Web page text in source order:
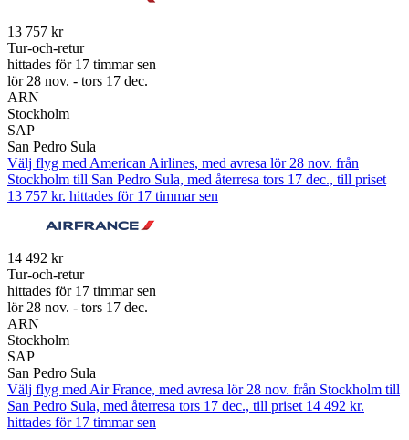
13 757 kr
Tur-och-retur
hittades för 17 timmar sen
lör 28 nov. - tors 17 dec.
ARN
Stockholm
SAP
San Pedro Sula
Välj flyg med American Airlines, med avresa lör 28 nov. från
Stockholm till San Pedro Sula, med återresa tors 17 dec., till priset
13 757 kr. hittades för 17 timmar sen
14 492 kr
Tur-och-retur
hittades för 17 timmar sen
lör 28 nov. - tors 17 dec.
ARN
Stockholm
SAP
San Pedro Sula
Välj flyg med Air France, med avresa lör 28 nov. från Stockholm till
San Pedro Sula, med återresa tors 17 dec., till priset 14 492 kr.
hittades för 17 timmar sen